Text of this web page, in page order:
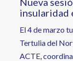
insularidad
El 4 de marzo
Tertulia del
ACTE,